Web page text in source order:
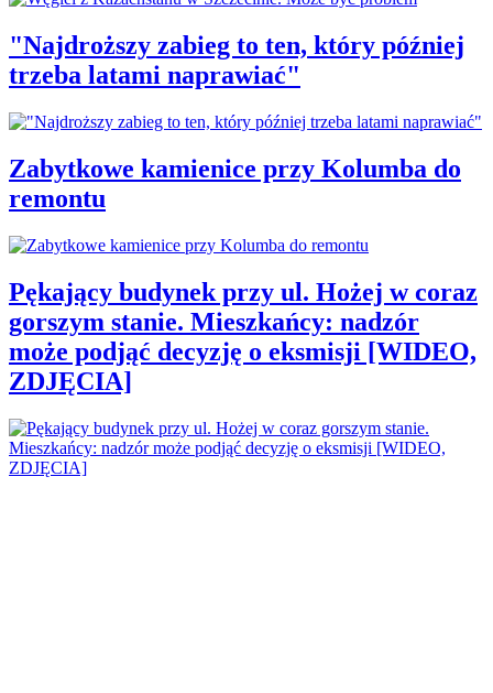
"Najdroższy zabieg to ten, który później
trzeba latami naprawiać"
Zabytkowe kamienice przy Kolumba do
remontu
Pękający budynek przy ul. Hożej w coraz
gorszym stanie. Mieszkańcy: nadzór
może podjąć decyzję o eksmisji [WIDEO,
ZDJĘCIA]